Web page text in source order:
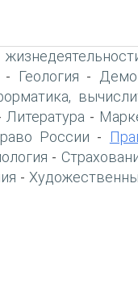
- Геология -
Литература -
России -
-
-